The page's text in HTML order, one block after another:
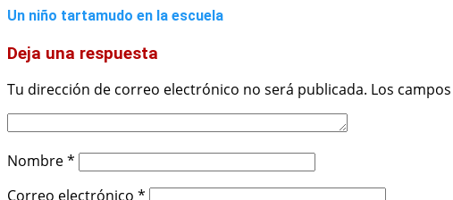
Un niño tartamudo en la escuela
Deja una respuesta
Tu dirección de correo electrónico no será publicada. Los
Nombre*
Correo electrónico *